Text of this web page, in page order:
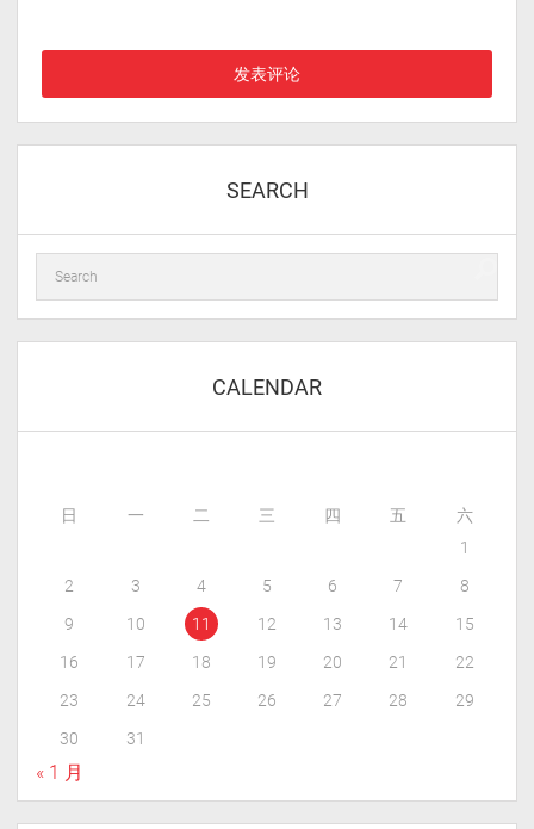
SEARCH
CALENDAR
日 一 二 三 四 五
六
1
2
3 4 5 6 7
8
9
10 11 12 13 14
15
16
17 18 19 20 21
22
23
24 25 26 27 28
29
30
31
« 1 月